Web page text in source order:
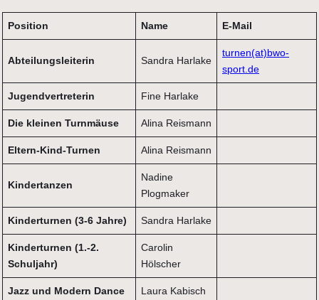
Position Name E-Mail
Abteilungsleiterin Sandra Harlake
turnen(at)bwo-
sport.de
Jugendvertreterin Fine Harlake
Die kleinen Turnmäuse Alina Reismann
Eltern-Kind-Turnen Alina Reismann
Kindertanzen
Nadine
Plogmaker
Kinderturnen (3-6 Jahre) Sandra Harlake
Kinderturnen (1.-2.
Schuljahr)
Carolin
Hölscher
Jazz und Modern Dance Laura Kabisch